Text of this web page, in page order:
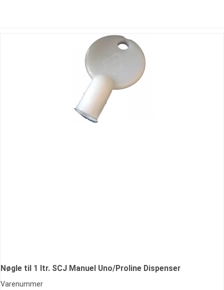
Nøgle til 1 ltr. SCJ Manuel Uno/Proline Dispenser
Varenummer